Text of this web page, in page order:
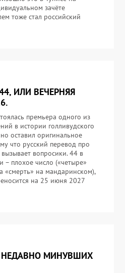
зачёте
тоже стал российский
44, ИЛИ ВЕЧЕРНЯЯ
премьера одного из
в истории голливудского
оставил оригинальное
что русский перевод про
вопросики. 44 в
– плохое число («четыре»
«смерть» на мандаринском),
на 25 июня 2027
МИНУВШИХ